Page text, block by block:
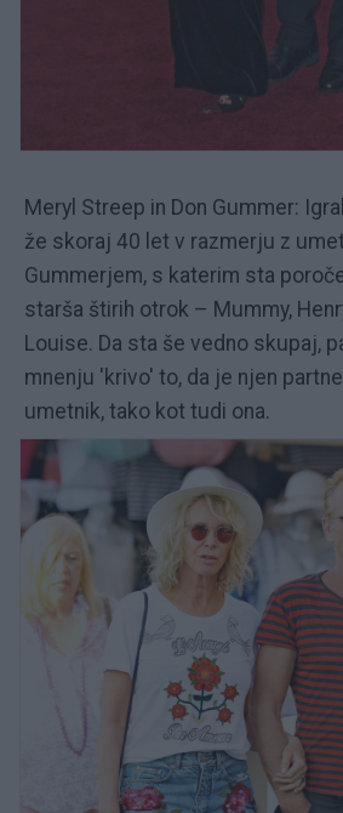
Meryl Streep in Don Gummer:
že skoraj 40 let v razmerju z
Gummerjem, s katerim sta
starša štirih otrok – Mummy,
Louise. Da sta še vedno skupaj,
mnenju 'krivo' to, da je njen
umetnik, tako kot tudi ona.